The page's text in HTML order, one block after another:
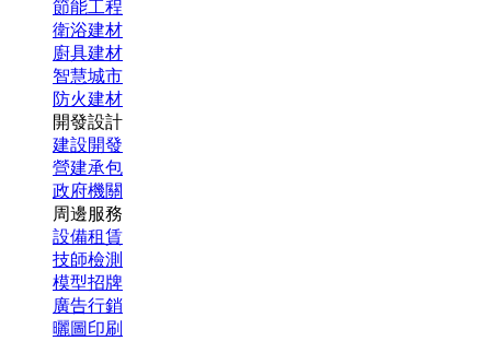
節能工程
衛浴建材
廚具建材
智慧城市
防火建材
開發設計
建設開發
營建承包
政府機關
周邊服務
設備租賃
技師檢測
模型招牌
廣告行銷
曬圖印刷